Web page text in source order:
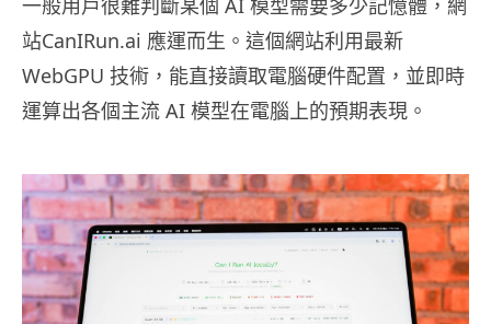
一般用戶很難判斷某個 AI 模型需要多少記憶體，網
站CanIRun.ai 應運而生。這個網站利用最新
WebGPU 技術，能直接讀取電腦硬件配置，並即時
運算出各個主流 AI 模型在電腦上的預期表現。